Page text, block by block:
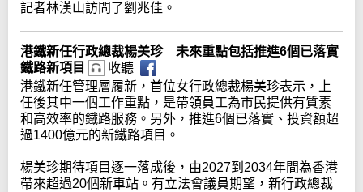
記者林漢山訪問了劉兆佳。
港鐵新任行政總裁楊美珍 未來重點包括推進6個已落實
鐵路新項目
收聽
港鐵新任管理層履新，首位女行政總裁楊美珍表示，上
任後其中一個工作重點，是帶領員工為市民提供有質素
和高效率的鐵路服務。另外，推進6個已落實、投資額超
過1400億元的新鐵路項目。
楊美珍期待項目逐一落成後，由2027到2034年間為香港
帶來超過20個新車站。有立法會議員期望，新行政總裁